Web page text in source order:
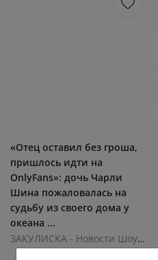
«Отец оставил без гроша,
пришлось идти на
OnlyFans»: дочь Чарли
Шина пожаловалась на
судьбу из своего дома у
океана ...
ЗАКУЛИСКА - Новости ШоуБиза